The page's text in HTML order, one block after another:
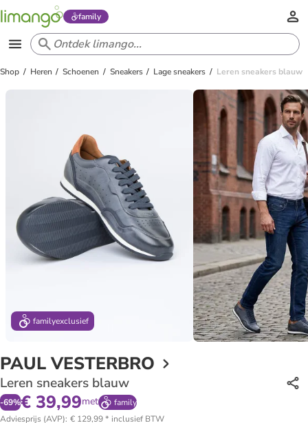
family
Shop Heren Schoenen Sneakers Lage sneakers Leren sneakers blauw
familyexclusief
PAUL VESTERBRO
Leren sneakers blauw
-69%€ 39,99met
family
Adviesprijs (AVP): € 129,99* inclusief BTW